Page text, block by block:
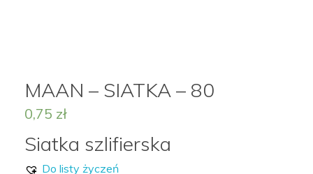
LISTA ŻYCZEŃ –
MAAN – SIATKA – 80
0,75 zł
Siatka szlifierska
Do listy życzeń